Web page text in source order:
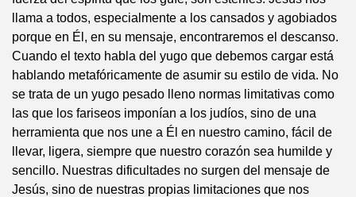
llama a todos, especialmente a los cansados y agobiados
porque en Él, en su mensaje, encontraremos el descanso.
Cuando el texto habla del yugo que debemos cargar está
hablando metafóricamente de asumir su estilo de vida. No
se trata de un yugo pesado lleno normas limitativas como
las que los fariseos imponían a los judíos, sino de una
herramienta que nos une a Él en nuestro camino, fácil de
llevar, ligera, siempre que nuestro corazón sea humilde y
sencillo. Nuestras dificultades no surgen del mensaje de
Jesús, sino de nuestras propias limitaciones que nos